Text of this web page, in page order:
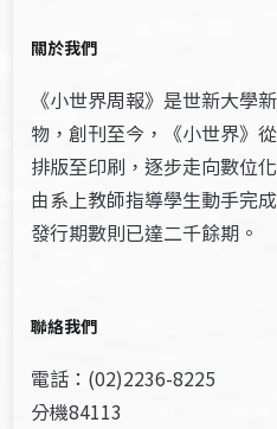
關於我們
《小世界周報》是世新大學
物，創刊至今，《小世界》
排版至印刷，逐步走向數位
由系上教師指導學生動手完
發行期數則已達二千餘期。
聯絡我們
電話：(02)2236-8225
分機84113